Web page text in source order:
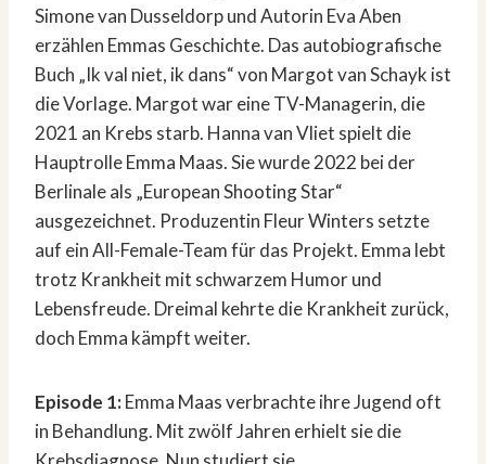
Simone van Dusseldorp und Autorin Eva Aben
erzählen Emmas Geschichte. Das autobiografische
Buch „Ik val niet, ik dans“ von Margot van Schayk ist
die Vorlage. Margot war eine TV-Managerin, die
2021 an Krebs starb. Hanna van Vliet spielt die
Hauptrolle Emma Maas. Sie wurde 2022 bei der
Berlinale als „European Shooting Star“
ausgezeichnet. Produzentin Fleur Winters setzte
auf ein All-Female-Team für das Projekt. Emma lebt
trotz Krankheit mit schwarzem Humor und
Lebensfreude. Dreimal kehrte die Krankheit zurück,
doch Emma kämpft weiter.
Episode 1:Emma Maas verbrachte ihre Jugend oft
in Behandlung. Mit zwölf Jahren erhielt sie die